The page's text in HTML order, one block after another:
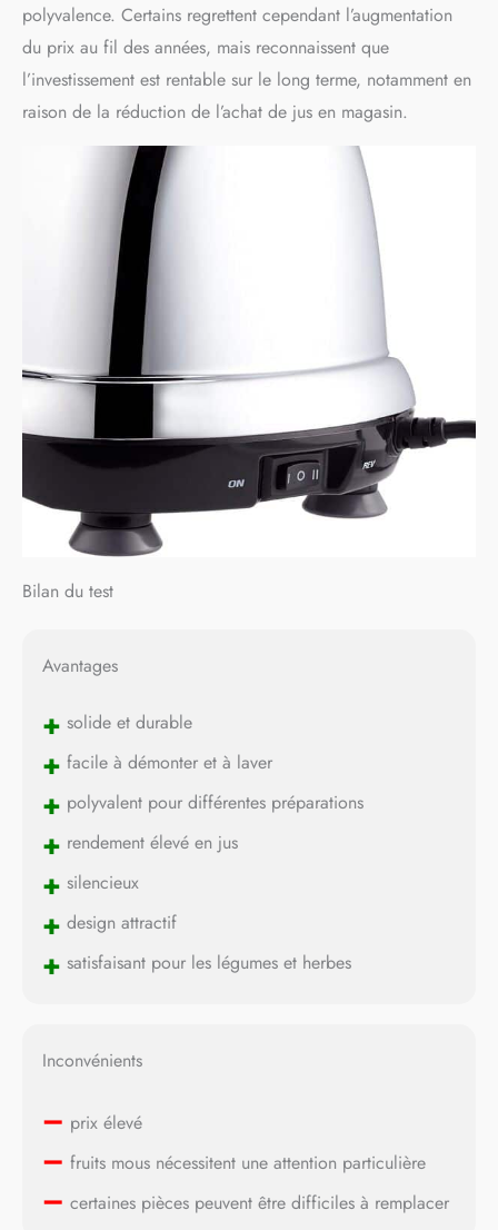
polyvalence. Certains regrettent cependant l’augmentation
du prix au fil des années, mais reconnaissent que
l’investissement est rentable sur le long terme, notamment en
raison de la réduction de l’achat de jus en magasin.
Bilan du test
Avantages
+ solide et durable
+ facile à démonter et à laver
+ polyvalent pour différentes préparations
+ rendement élevé en jus
+ silencieux
+ design attractif
+ satisfaisant pour les légumes et herbes
Inconvénients
– prix élevé
– fruits mous nécessitent une attention particulière
– certaines pièces peuvent être difficiles à remplacer